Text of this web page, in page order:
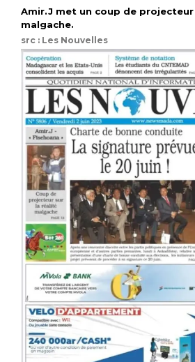
Amir.J met un coup de
malgache.
src : Les Nouvelles